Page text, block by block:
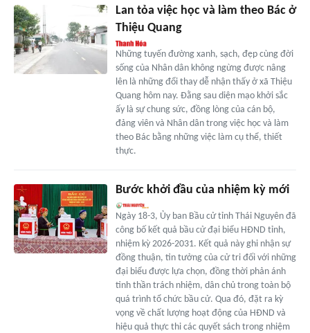
Lan tỏa việc học và làm theo Bác ở
Thiệu Quang
Những tuyến đường xanh, sạch, đẹp cùng đời
sống của Nhân dân không ngừng được nâng
lên là những đổi thay dễ nhận thấy ở xã Thiệu
Quang hôm nay. Đằng sau diện mạo khởi sắc
ấy là sự chung sức, đồng lòng của cán bộ,
đảng viên và Nhân dân trong việc học và làm
theo Bác bằng những việc làm cụ thể, thiết
thực.
Bước khởi đầu của nhiệm kỳ mới
Ngày 18-3, Ủy ban Bầu cử tỉnh Thái Nguyên đã
công bố kết quả bầu cử đại biểu HĐND tỉnh,
nhiệm kỳ 2026-2031. Kết quả này ghi nhận sự
đồng thuận, tin tưởng của cử tri đối với những
đại biểu được lựa chọn, đồng thời phản ánh
tinh thần trách nhiệm, dân chủ trong toàn bộ
quá trình tổ chức bầu cử. Qua đó, đặt ra kỳ
vọng về chất lượng hoạt động của HĐND và
hiệu quả thực thi các quyết sách trong nhiệm